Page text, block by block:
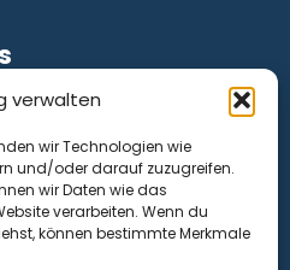
verwalten
wir Technologien wie
und/oder darauf zuzugreifen.
wir Daten wie das
verarbeiten. Wenn du
können bestimmte Merkmale
(EU)